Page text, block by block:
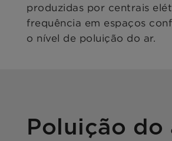
produzidas por centrais
frequência em espaços
o nível de poluição do ar.
Poluição